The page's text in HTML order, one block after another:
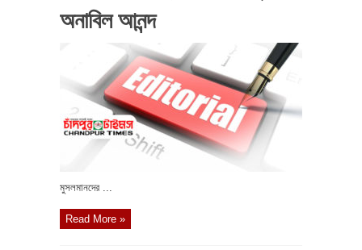
অনাবিল আনন্দ
মুসলমানদের ...
Read More »